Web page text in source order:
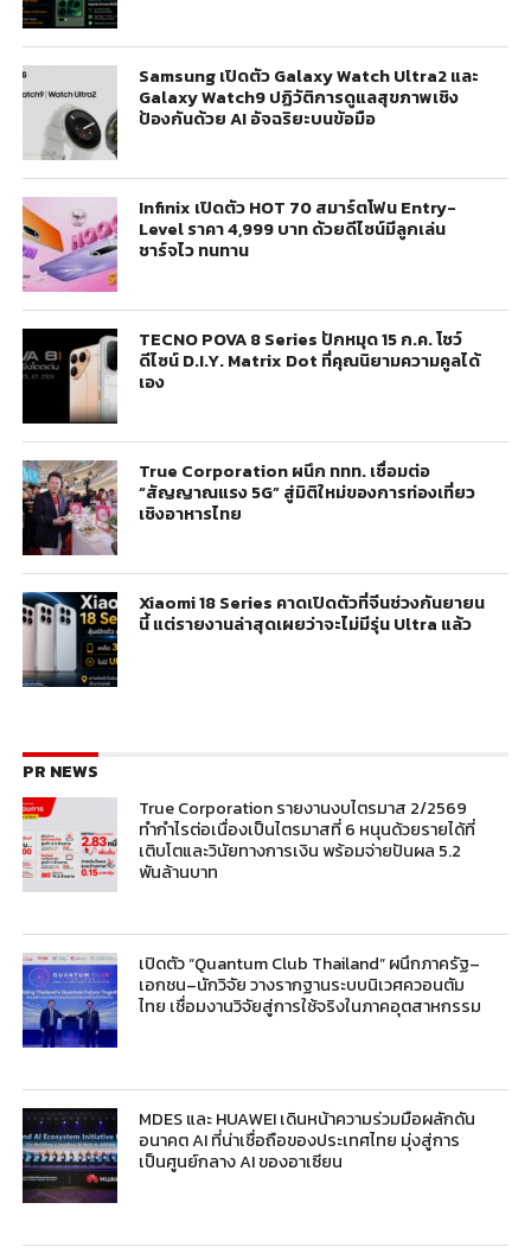
Samsung เปิดตัว Galaxy Watch Ultra2 และ
Galaxy Watch9 ปฏิวัติการดูแลสุขภาพเชิง
ป้องกันด้วย AI อัจฉริยะบนข้อมือ
Infinix เปิดตัว HOT 70 สมาร์ตโฟน Entry-
Level ราคา 4,999 บาท ด้วยดีไซน์มีลูกเล่น
ชาร์จไว ทนทาน
TECNO POVA 8 Series ปักหมุด 15 ก.ค. โชว์
ดีไซน์ D.I.Y. Matrix Dot ที่คุณนิยามความคูลได้
เอง
True Corporation ผนึก ททท. เชื่อมต่อ
“สัญญาณแรง 5G” สู่มิติใหม่ของการท่องเที่ยว
เชิงอาหารไทย
Xiaomi 18 Series คาดเปิดตัวที่จีนช่วงกันยายน
นี้ แต่รายงานล่าสุดเผยว่าจะไม่มีรุ่น Ultra แล้ว
PR NEWS
True Corporation รายงานงบไตรมาส 2/2569
ทำกำไรต่อเนื่องเป็นไตรมาสที่ 6 หนุนด้วยรายได้ที่
เติบโตและวินัยทางการเงิน พร้อมจ่ายปันผล 5.2
พันล้านบาท
เปิดตัว “Quantum Club Thailand” ผนึกภาครัฐ–
เอกชน–นักวิจัย วางรากฐานระบบนิเวศควอนตัม
ไทย เชื่อมงานวิจัยสู่การใช้จริงในภาคอุตสาหกรรม
MDES และ HUAWEI เดินหน้าความร่วมมือผลักดัน
อนาคต AI ที่น่าเชื่อถือของประเทศไทย มุ่งสู่การ
เป็นศูนย์กลาง AI ของอาเซียน